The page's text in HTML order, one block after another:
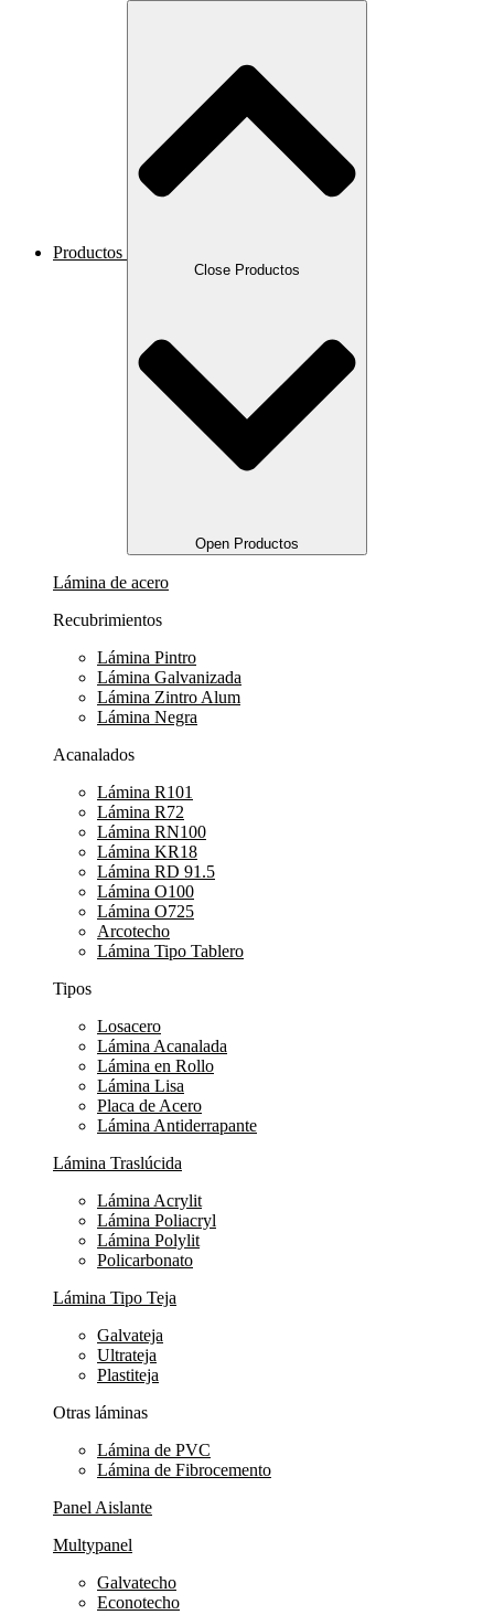
Productos
Close Productos
Open Productos
Lámina de acero
Recubrimientos
Lámina Pintro
Lámina Galvanizada
Lámina Zintro Alum
Lámina Negra
Acanalados
Lámina R101
Lámina R72
Lámina RN100
Lámina KR18
Lámina RD 91.5
Lámina O100
Lámina O725
Arcotecho
Lámina Tipo Tablero
Tipos
Losacero
Lámina Acanalada
Lámina en Rollo
Lámina Lisa
Placa de Acero
Lámina Antiderrapante
Lámina Traslúcida
Lámina Acrylit
Lámina Poliacryl
Lámina Polylit
Policarbonato
Lámina Tipo Teja
Galvateja
Ultrateja
Plastiteja
Otras láminas
Lámina de PVC
Lámina de Fibrocemento
Panel Aislante
Multypanel
Galvatecho
Econotecho